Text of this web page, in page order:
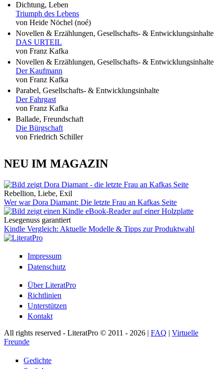
Dichtung, Leben
Triumph des Lebens
von Heide Nöchel (noé)
Novellen & Erzählungen, Gesellschafts- & Entwicklungsinhalte
DAS URTEIL
von Franz Kafka
Novellen & Erzählungen, Gesellschafts- & Entwicklungsinhalte
Der Kaufmann
von Franz Kafka
Parabel, Gesellschafts- & Entwicklungsinhalte
Der Fahrgast
von Franz Kafka
Ballade, Freundschaft
Die Bürgschaft
von Friedrich Schiller
NEU IM MAGAZIN
Rebellion, Liebe, Exil
Wer war Dora Diamant: Die letzte Frau an Kafkas Seite
Lesegenuss garantiert
Kindle Vergleich: Aktuelle Modelle & Tipps zur Produktwahl
Impressum
Datenschutz
Über LiteratPro
Richtlinien
Unterstützen
Kontakt
All rights reserved - LiteratPro © 2011 - 2026 | FAQ | Virtuelle
Freunde
Gedichte